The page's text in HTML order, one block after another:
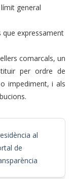
general
que expressament
comarcals, un
per ordre de
impediment, i als
al
de